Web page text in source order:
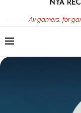
Av gamers, för